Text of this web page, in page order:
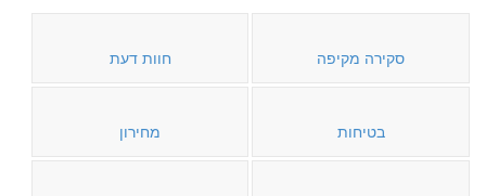
סקירה מקיפה חוות דעת
בטיחות מחירון